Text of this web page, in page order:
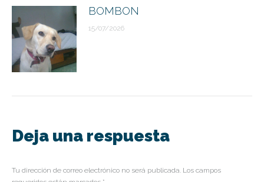
BOMBON
15/07/2026
Deja una respuesta
Tu dirección de correo electrónico no será publicada. Los campos